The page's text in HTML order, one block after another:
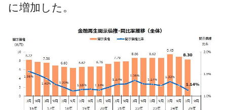
に増加した。